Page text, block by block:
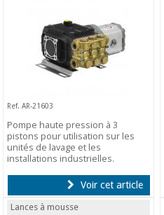
Ref. AR-21603
Pompe haute pression à 3
pistons pour utilisation sur les
unités de lavage et les
installations industrielles.
Voir cet article
Lances à mousse